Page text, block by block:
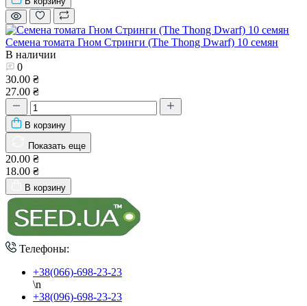
Семена томата Гном Стринги (The Thong Dwarf) 10 семян
В наличии
0
30.00 ₴
27.00 ₴
В корзину
Показать еще
20.00 ₴
18.00 ₴
В корзину
Телефоны:
+38(066)-698-23-23
\n
+38(096)-698-23-23